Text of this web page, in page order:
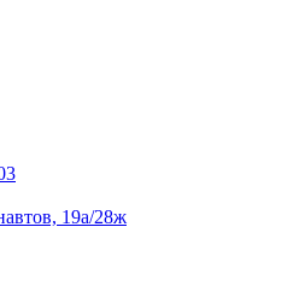
19а/28ж